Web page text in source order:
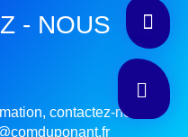
- NOUS
contactez-nous